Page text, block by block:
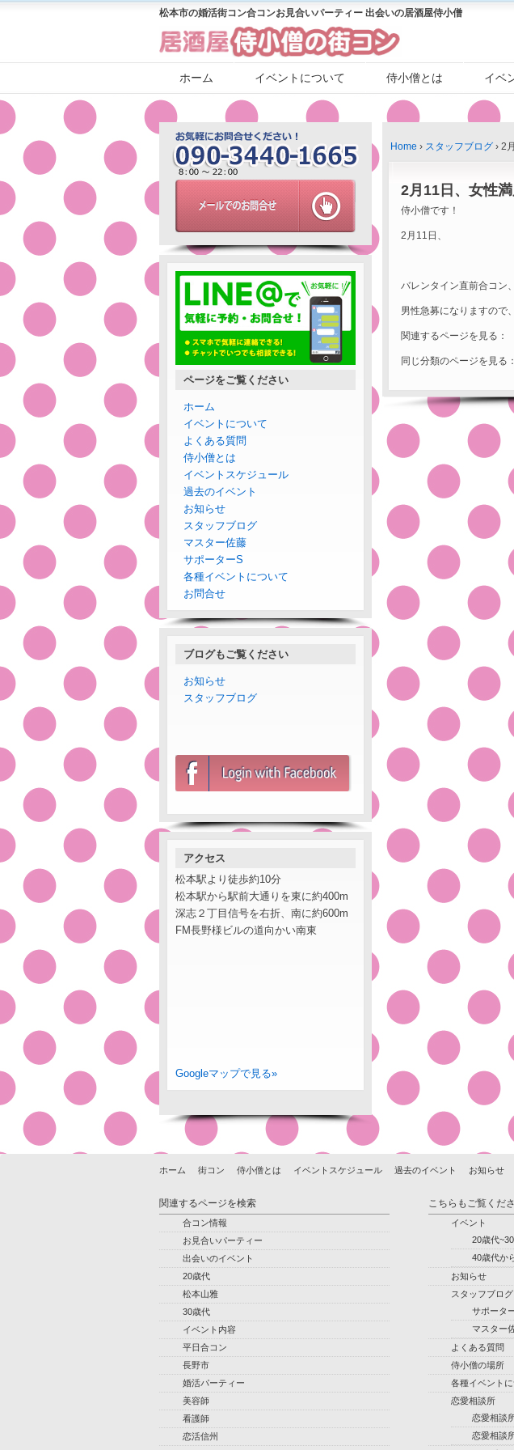
松本市の婚活街コン合コンお見合いパーティー 出会いの居酒屋侍小僧
ホーム イベントについて 侍小僧とは イベ
Home › スタッフブログ › 2
2月11日、女性
侍小僧です！
2月11日、
バレンタイン直前合コン
男性急募になりますので
関連するページを見る：
同じ分類のページを見る：
ページをご覧ください
ホーム
イベントについて
よくある質問
侍小僧とは
イベントスケジュール
過去のイベント
お知らせ
スタッフブログ
マスター佐藤
サポーターS
各種イベントについて
お問合せ
ブログもご覧ください
お知らせ
スタッフブログ
アクセス
松本駅より徒歩約10分
松本駅から駅前大通りを東に約400m
深志２丁目信号を右折、南に約600m
FM長野様ビルの道向かい南東
Googleマップで見る»
ホーム 街コン 侍小僧とは イベントスケジュール 過去のイベント お知らせ
関連するページを検索
合コン情報
お見合いパーティー
出会いのイベント
20歳代
松本山雅
30歳代
イベント内容
平日合コン
長野市
婚活パーティー
美容師
看護師
恋活信州
こちらもご覧くだ
イベント
20歳代
40歳代か
お知らせ
スタッフブログ
サポータ
マスター
よくある質問
侍小僧の場所
各種イベント
恋愛相談所
恋愛相談
恋愛相談